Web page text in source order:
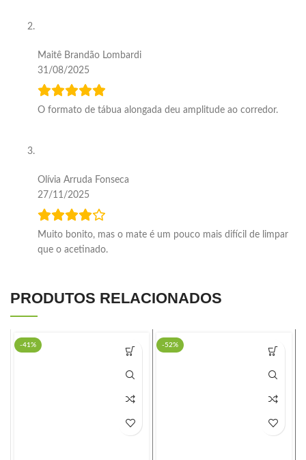
Maitê Brandão Lombardi
31/08/2025
O formato de tábua alongada deu amplitude ao corredor.
Olívia Arruda Fonseca
27/11/2025
Muito bonito, mas o mate é um pouco mais difícil de limpar
que o acetinado.
PRODUTOS RELACIONADOS
-41% -52%